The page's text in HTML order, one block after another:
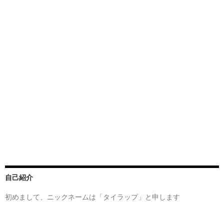
自己紹介
初めまして、ニックネームは「タイラップ」と申します